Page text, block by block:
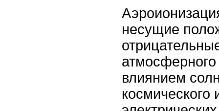
несущие
влиянием
космического